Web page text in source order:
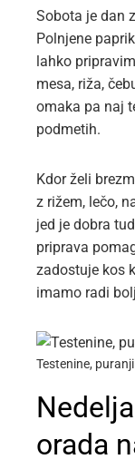
Sobota je dan
Polnjene
lahko
mesa, riža,
omaka pa naj
podmetih.
Kdor želi
z rižem, lečo,
jed je dobra
priprava
zadostuje kos
imamo radi
Testenine,
orada